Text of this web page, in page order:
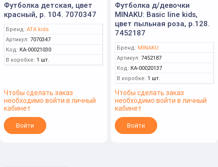
Футболка детская, цвет
красный, р. 104. 7070347
Бренд: ATA kids
Артикул: 7070347
Код: КА-00021030
В коробке: 1 шт.
Чтобы сделать заказ
необходимо войти в личный
кабинет
Войти
Футболка д/девочки
MINAKU: Basic line kids,
цвет пыльная роза, р.128.
7452187
Бренд: MINAKU
Артикул: 7452187
Код: КА-00020137
В коробке: 1 шт.
Чтобы сделать заказ
необходимо войти в личный
кабинет
Войти